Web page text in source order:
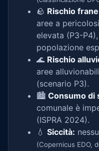
🪨 Rischio
aree a
elevata (P3-
popolazione
🌊 Rischio
aree
(scenario P3).
🏙️ Consumo di
comunale è
(ISPRA 2024).
💧 Siccità:
(Copernicus EDO,